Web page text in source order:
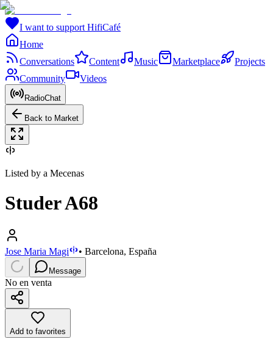
I want to support HifiCafé
Home
Conversations
Content Music Marketplace
Projects
Community
Videos
RadioChat
Back to Market
Listed by a Mecenas
Studer A68
Jose Maria Magi • Barcelona, España
Message
No en venta
Add to favorites